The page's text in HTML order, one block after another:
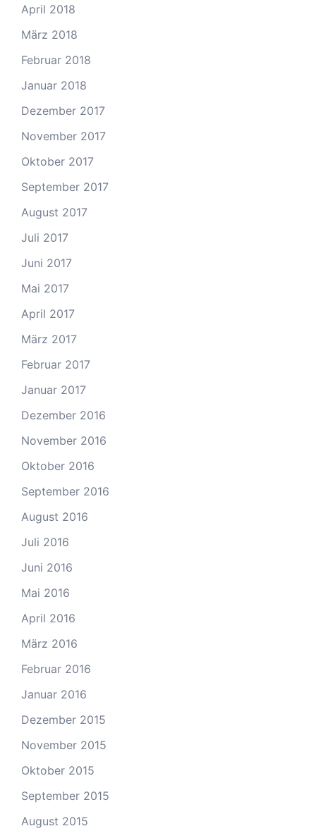
April 2018
März 2018
Februar 2018
Januar 2018
Dezember 2017
November 2017
Oktober 2017
September 2017
August 2017
Juli 2017
Juni 2017
Mai 2017
April 2017
März 2017
Februar 2017
Januar 2017
Dezember 2016
November 2016
Oktober 2016
September 2016
August 2016
Juli 2016
Juni 2016
Mai 2016
April 2016
März 2016
Februar 2016
Januar 2016
Dezember 2015
November 2015
Oktober 2015
September 2015
August 2015